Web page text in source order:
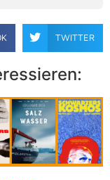
TWITTER